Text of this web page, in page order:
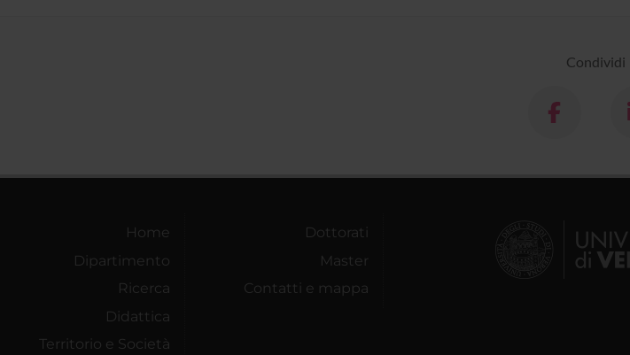
Condividi
Home
Dipartimento
Ricerca
Didattica
Territorio e Società
Dottorati
Master
Contatti e mappa